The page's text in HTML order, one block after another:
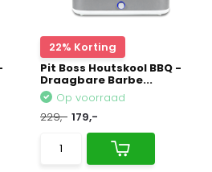
22% Korting
Pit Boss Houtskool BBQ -
Draagbare Barbe...
Op voorraad
229,- 179,-